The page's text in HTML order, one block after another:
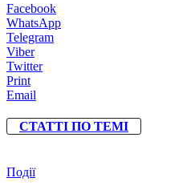
Facebook
WhatsApp
Telegram
Viber
Twitter
Print
Email
СТАТТІ ПО ТЕМІ
Події